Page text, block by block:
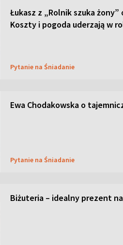
Łukasz z „Rolnik szuka
Koszty i pogoda uderzają w
Pytanie na Śniadanie
Ewa Chodakowska o
Pytanie na Śniadanie
Biżuteria – idealny prezent